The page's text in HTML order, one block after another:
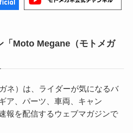
「Moto Megane（モトメガ
ネ）は、ライダーが気になるバ
ア、パーツ、車両、キャン
報を配信するウェブマガジンで